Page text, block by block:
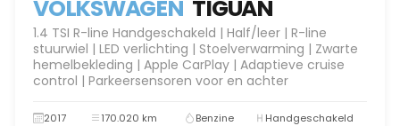
VOLKSWAGEN TIGUAN
1.4 TSI R-line Handgeschakeld | Half/leer | R-line
stuurwiel | LED verlichting | Stoelverwarming | Zwarte
hemelbekleding | Apple CarPlay | Adaptieve cruise
control | Parkeersensoren voor en achter
2017 170.020 km Benzine Handgeschakeld